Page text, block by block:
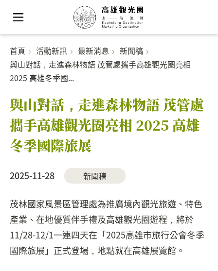
首頁 活動新訊 最新消息
新聞稿
與山對話，走進森林物語 茂管處攜手高雄觀光圈亮相
2025 高雄冬季國...
與山對話，走進森林物語 茂管處
攜手高雄觀光圈亮相 2025 高雄
冬季國際旅展
2025-11-28 新聞稿
茂林國家風景區管理處為推廣境內觀光旅遊、特色
產業、在地優質伴手禮及高雄觀光圈遊程，將於
11/28-12/1一連四天在「2025高雄市旅行公會冬季
國際旅展」正式登場，地點就在高雄展覽館。